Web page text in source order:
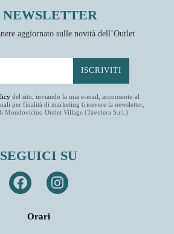
NEWSLETTER
aggiornato sulle novità dell’Outlet
del sito, inviando la mia e-mail, acconsento al
per finalità di marketing (ricevere la newsletter,
Mondovicino Outlet Village (Tavolera S.r.l.)
SEGUICI SU
Orari